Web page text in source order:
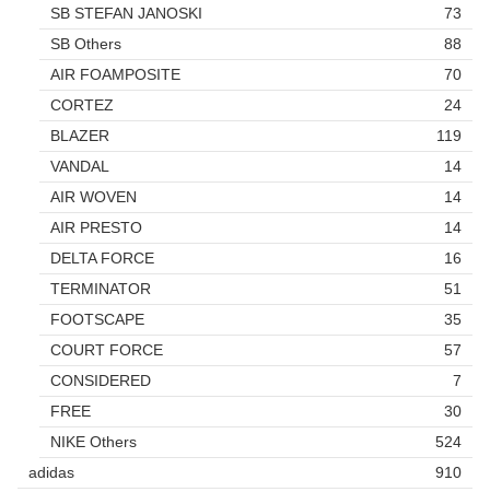
SB STEFAN JANOSKI
73
SB Others
88
AIR FOAMPOSITE
70
CORTEZ
24
BLAZER
119
VANDAL
14
AIR WOVEN
14
AIR PRESTO
14
DELTA FORCE
16
TERMINATOR
51
FOOTSCAPE
35
COURT FORCE
57
CONSIDERED
7
FREE
30
NIKE Others
524
adidas
910